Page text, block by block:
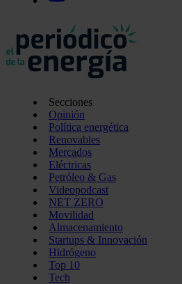
Secciones
Opinión
Política energética
Renovables
Mercados
Eléctricas
Petróleo & Gas
Videopodcast
NET ZERO
Movilidad
Almacenamiento
Startups & Innovación
Hidrógeno
Top 10
Tech